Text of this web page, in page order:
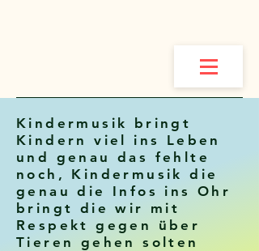
Kindermusik bringt
Kindern viel ins Leben
und genau das fehlte
noch, Kindermusik die
genau die Infos ins Ohr
bringt die wir mit
Respekt gegen über
Tieren gehen solten